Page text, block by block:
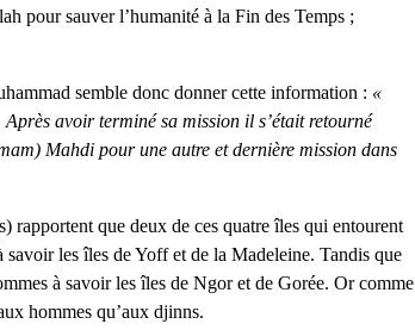
pour sauver l’humanité à la Fin des Temps ;
semble donc donner cette information : «
avoir terminé sa mission il s’était retourné
Mahdi pour une autre et dernière mission dans
rapportent que deux de ces quatre îles qui entourent
les îles de Yoff et de la Madeleine. Tandis que
à savoir les îles de Ngor et de Gorée. Or comme
hommes qu’aux djinns.